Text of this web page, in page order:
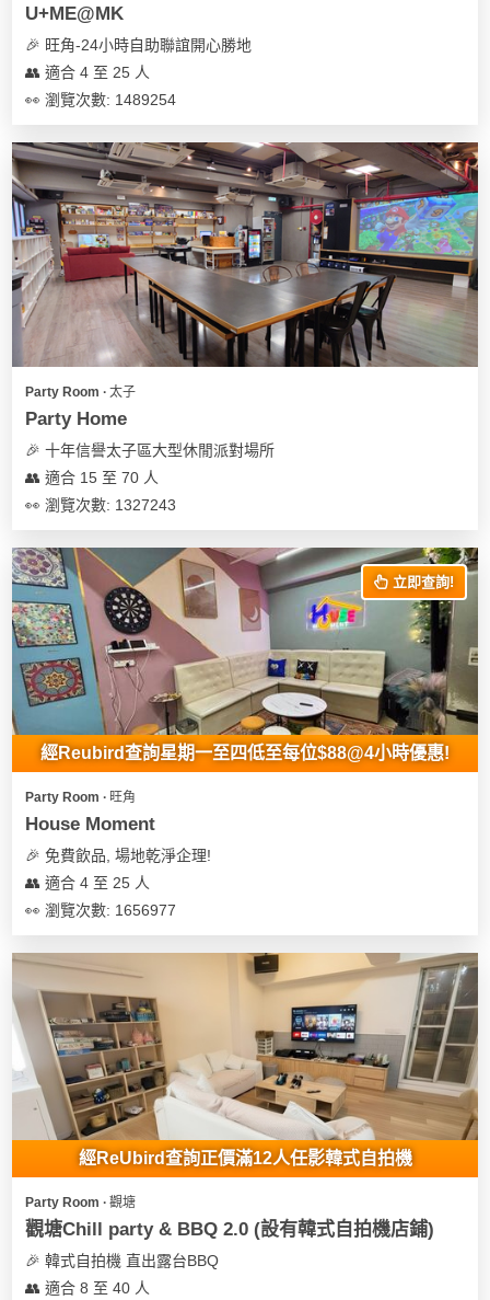
U+ME@MK
🎉 旺角-24小時自助聯誼開心勝地
👥 適合 4 至 25 人
👀 瀏覽次數: 1489254
Party Room ∙ 太子
Party Home
🎉 十年信譽太子區大型休閒派對場所
👥 適合 15 至 70 人
👀 瀏覽次數: 1327243
立即查詢!
經Reubird查詢星期一至四低至每位$88@4小時優惠!
Party Room ∙ 旺角
House Moment
🎉 免費飲品, 場地乾淨企理!
👥 適合 4 至 25 人
👀 瀏覽次數: 1656977
經ReUbird查詢正價滿12人任影韓式自拍機
Party Room ∙ 觀塘
觀塘Chill party & BBQ 2.0 (設有韓式自拍機店鋪)
🎉 韓式自拍機 直出露台BBQ
👥 適合 8 至 40 人